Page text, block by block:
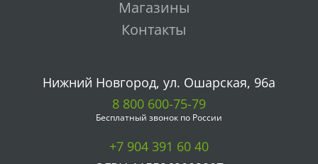
Магазины
Контакты
Нижний Новгород, ул. Ошарская, 96а
8 800 600-75-79
Бесплатный звонок по России
+7 904 391 60 40